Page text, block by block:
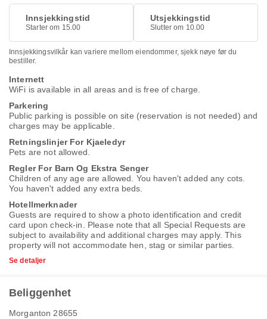
Innsjekkingstid
Starter om 15.00
Utsjekkingstid
Slutter om 10.00
Innsjekkingsvilkår kan variere mellom eiendommer, sjekk nøye før du
bestiller.
Internett
WiFi is available in all areas and is free of charge.
Parkering
Public parking is possible on site (reservation is not needed) and
charges may be applicable.
Retningslinjer For Kjaeledyr
Pets are not allowed.
Regler For Barn Og Ekstra Senger
Children of any age are allowed. You haven't added any cots.
You haven't added any extra beds.
Hotellmerknader
Guests are required to show a photo identification and credit
card upon check-in. Please note that all Special Requests are
subject to availability and additional charges may apply. This
property will not accommodate hen, stag or similar parties.
Se detaljer
Beliggenhet
Morganton 28655